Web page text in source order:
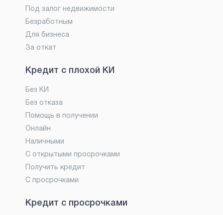
Под залог недвижимости
Безработным
Для бизнеса
За откат
Кредит с плохой КИ
Без КИ
Без отказа
Помощь в получении
Онлайн
Наличными
С открытыми просрочками
Получить кредит
С просрочками
Кредит с просрочками